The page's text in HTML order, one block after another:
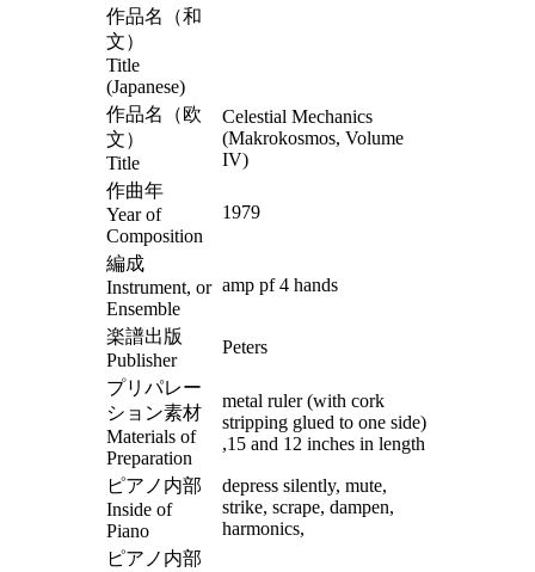
作品名（和
文）
Title
(Japanese)
作品名（欧
文）
Title
Celestial Mechanics
(Makrokosmos, Volume
IV)
作曲年
Year of
Composition
1979
編成
Instrument, or
Ensemble
amp pf 4 hands
楽譜出版
Publisher
Peters
プリパレー
ション素材
Materials of
Preparation
metal ruler (with cork
stripping glued to one side)
,15 and 12 inches in length
ピアノ内部
Inside of
Piano
depress silently, mute,
strike, scrape, dampen,
harmonics,
ピアノ内部